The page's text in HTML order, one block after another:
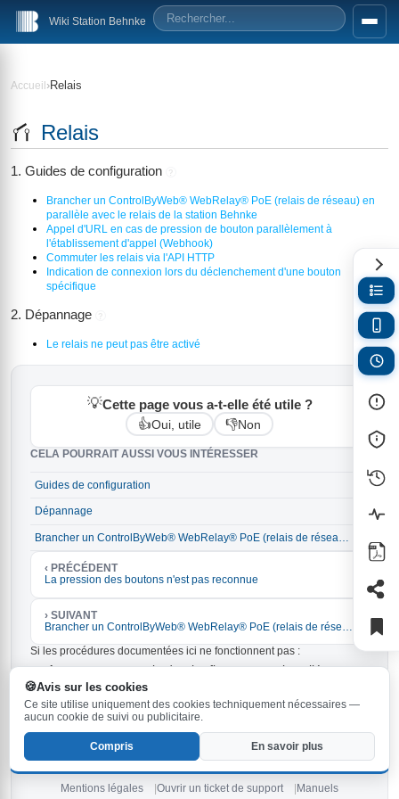
Avis sur les cookies
Ce site utilise uniquement des cookies techniquement nécessaires —
aucun cookie de suivi ou publicitaire.
Compris En savoir plus
Wiki Station Behnke
Accueil›Relais
Relais
1. Guides de configuration
Brancher un ControlByWeb® WebRelay® PoE (relais de réseau) en
parallèle avec le relais de la station Behnke
Appel d'URL en cas de pression de bouton parallèlement à
l'établissement d'appel (Webhook)
Commuter les relais via l'API HTTP
Indication de connexion lors du déclenchement d'une bouton
spécifique
2. Dépannage
Le relais ne peut pas être activé
💡Cette page vous a-t-elle été utile ?
👍Oui, utile 👎Non
CELA POURRAIT AUSSI VOUS INTÉRESSER
Guides de configuration
Dépannage
Brancher un ControlByWeb® WebRelay® PoE (relais de réseau) en parallèle avec le relais de la station Behnke
‹ PRÉCÉDENT
La pression des boutons n'est pas reconnue
› SUIVANT
Si les procédures documentées ici ne fonctionnent pas :
Assurez-vous que le dernier firmware est installé sur
votre station Behnke. La version la plus récente est
et peut être téléchargée ici .
Vérifiez les instructions dans le manuel et dans les
Si aucun des conseils ci-dessus ne vous aide,ouvrez un nouveau
ticketoucontactez notre hotline de service.
Mentions légales Ouvrir un ticket de support Manuels